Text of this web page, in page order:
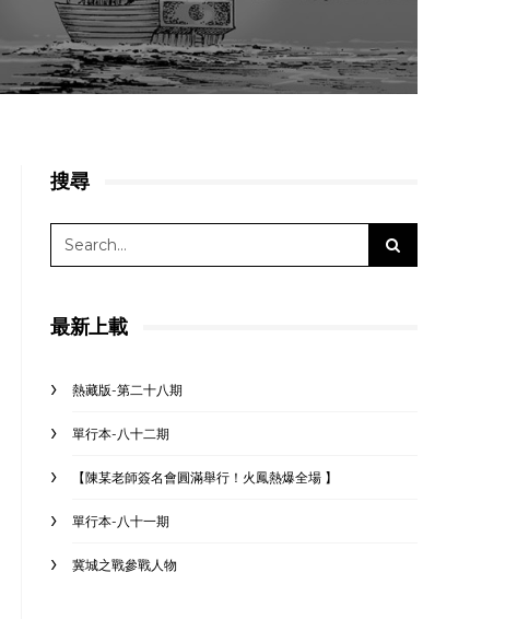
搜尋
最新上載
熱藏版-第二十八期
單行本-八十二期
【陳某老師簽名會圓滿舉行！火鳳熱爆全場 】
單行本-八十一期
冀城之戰參戰人物